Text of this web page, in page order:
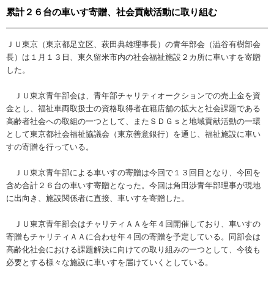
累計２６台の車いす寄贈、社会貢献活動に取り組む
ＪＵ東京（東京都足立区、萩田典雄理事長）の青年部会（澁谷有樹部会
長）は１月１３日、東久留米市内の社会福祉施設２カ所に車いすを寄贈
した。
ＪＵ東京青年部会は、青年部チャリティオークションでの売上金を資
金とし、福祉車両取扱士の資格取得者在籍店舗の拡大と社会課題である
高齢者社会への取組の一つとして、またＳＤＧｓと地域貢献活動の一環
として東京都社会福祉協議会（東京善意銀行）を通じ、福祉施設に車い
すの寄贈を行っている。
ＪＵ東京青年部による車いすの寄贈は今回で１３回目となり、今回を
含め合計２６台の車いす寄贈となった。今回は角田渉青年部理事が現地
に出向き、施設関係者に直接、車いすを寄贈した。
ＪＵ東京青年部会はチャリティＡＡを年４回開催しており、車いすの
寄贈もチャリティＡＡに合わせ年４回の寄贈を予定している。同部会は
高齢化社会における課題解決に向けての取り組みの一つとして、今後も
必要とする様々な施設に車いすを届けていくとしている。